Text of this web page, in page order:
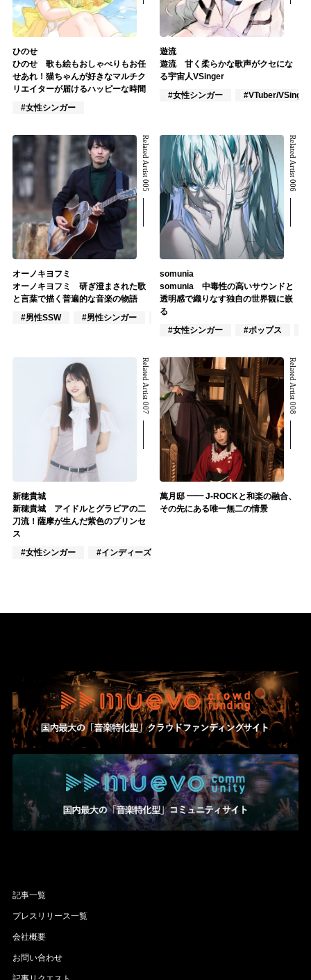
ひのせ
ひのせ 歌も絵もおしゃべりもお任
せあれ！猫ちゃんが好きなマルチク
リエイターが届けるハッピーな時間
#女性シンガー
遊流
遊流 甘く柔らかな歌声がクセにな
る宇宙人VSinger
#女性シンガー
#VTuber/VSinger
Related Artist 005
オーノキヨフミ
オーノキヨフミ 研ぎ澄まされた歌
と言葉で描く普遍的な音楽の物語
#男性SSW
#男性シンガー #インディーズ
Related Artist 006
somunia
somunia 中毒性の高いサウンドと
透明感で織りなす独自の世界観に嵌
る
#女性シンガー
#ポップス
Related Artist 007
新穂貴城
新穂貴城 アイドルとグラビアの二
刀流！薩摩が生んだ紫色のプリンセ
ス
#女性シンガー
#インディーズ
Related Artist 008
萬月邸 ━━ J-ROCKと和楽の融合、
その先にある唯一無二の情景
記事一覧
プレスリリース一覧
会社概要
お問い合わせ